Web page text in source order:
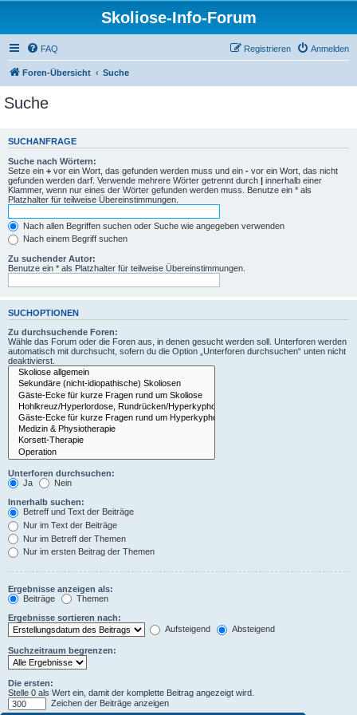
Skoliose-Info-Forum
FAQ Anmelden
Registrieren
Foren-Übersicht Suche
Suche
SUCHANFRAGE
Suche nach Wörtern:
Setze ein + vor ein Wort, das gefunden werden muss und ein - vor ein Wort, das nicht
gefunden werden darf. Verwende mehrere Wörter getrennt durch | innerhalb einer
Klammer, wenn nur eines der Wörter gefunden werden muss. Benutze ein * als
Platzhalter für teilweise Übereinstimmungen.
Nach allen Begriffen suchen oder Suche wie angegeben verwenden
Nach einem Begriff suchen
Zu suchender Autor:
Benutze ein * als Platzhalter für teilweise Übereinstimmungen.
SUCHOPTIONEN
Zu durchsuchende Foren:
Wähle das Forum oder die Foren aus, in denen gesucht werden soll. Unterforen werden
automatisch mit durchsucht, sofern du die Option „Unterforen durchsuchen“ unten nicht
deaktivierst.
Unterforen durchsuchen:
Ja
Nein
Innerhalb suchen:
Betreff und Text der Beiträge
Nur im Text der Beiträge
Nur im Betreff der Themen
Nur im ersten Beitrag der Themen
Ergebnisse anzeigen als:
Beiträge
Themen
Ergebnisse sortieren nach:
Aufsteigend
Absteigend
Suchzeitraum begrenzen:
Die ersten:
Stelle 0 als Wert ein, damit der komplette Beitrag angezeigt wird.
Zeichen der Beiträge anzeigen